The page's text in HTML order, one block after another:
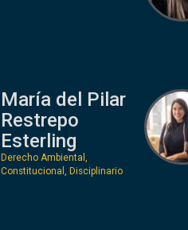
María del Pilar
Restrepo
Esterling
Derecho Ambiental,
Constitucional, Disciplinario